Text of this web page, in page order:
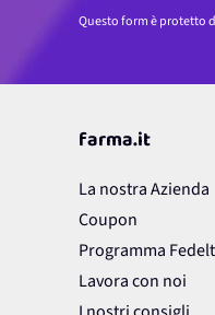
Questo form è protetto
farma.it
La nostra Azienda
Coupon
Programma
Lavora con noi